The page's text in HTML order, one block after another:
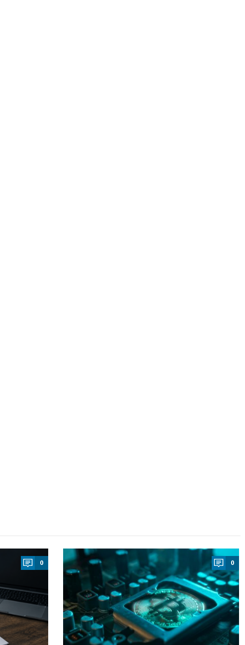
0
a
0